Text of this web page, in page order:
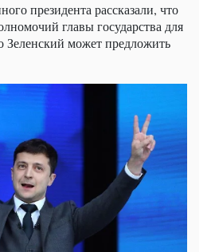
президента рассказали, что
главы государства для
Зеленский может предложить